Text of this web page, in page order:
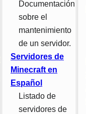
Documentación
sobre el
mantenimiento
de un servidor.
Servidores de
Minecraft en
Español
Listado de
servidores de